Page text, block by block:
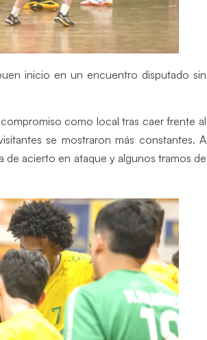
inicio en un encuentro disputado sin
como local tras caer frente al
se mostraron más constantes. A
de acierto en ataque y algunos tramos de